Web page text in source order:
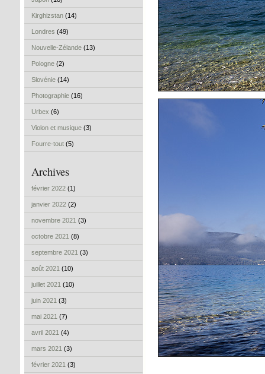
Kirghizstan (14)
Londres (49)
Nouvelle-Zélande (13)
Pologne (2)
Slovénie (14)
Photographie (16)
Urbex (6)
Violon et musique (3)
Fourre-tout (5)
Archives
février 2022 (1)
janvier 2022 (2)
novembre 2021 (3)
octobre 2021 (8)
septembre 2021 (3)
août 2021 (10)
juillet 2021 (10)
juin 2021 (3)
mai 2021 (7)
avril 2021 (4)
mars 2021 (3)
février 2021 (3)